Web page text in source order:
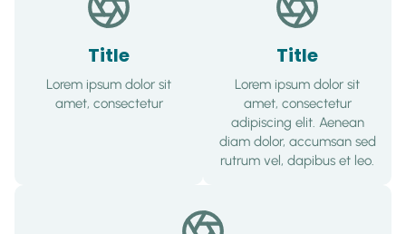
Title
Lorem ipsum dolor sit
amet, consectetur
Title
Lorem ipsum dolor sit
amet, consectetur
adipiscing elit. Aenean
diam dolor, accumsan sed
rutrum vel, dapibus et leo.